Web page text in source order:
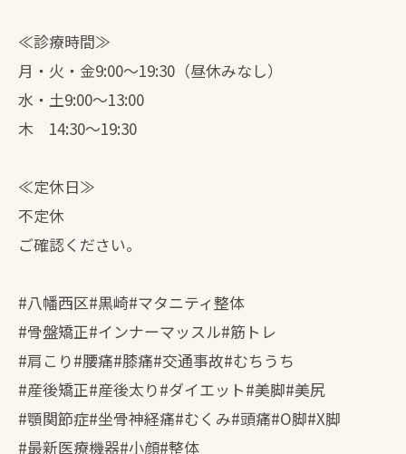
≪診療時間≫
月・火・金9:00～19:30（昼休みなし）
水・土9:00～13:00
木 14:30〜19:30
≪定休日≫
不定休
ご確認ください。
#八幡西区#黒崎#マタニティ整体
#骨盤矯正#インナーマッスル#筋トレ
#肩こり#腰痛#膝痛#交通事故#むちうち
#産後矯正#産後太り#ダイエット#美脚#美尻
#顎関節症#坐骨神経痛#むくみ#頭痛#O脚#X脚
#最新医療機器#小顔#整体